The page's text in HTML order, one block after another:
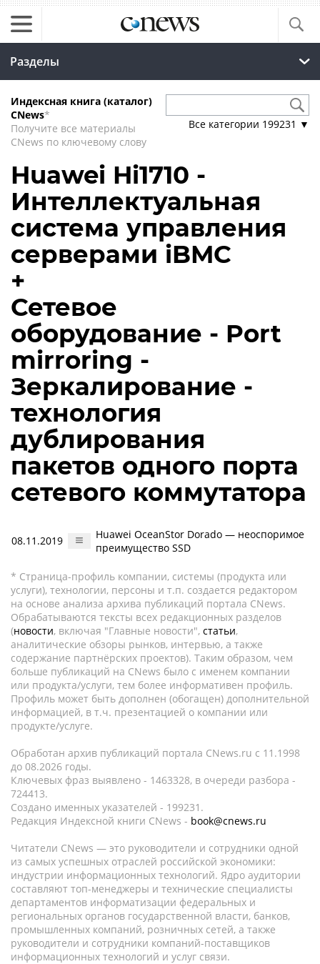
Разделы
Индексная книга (каталог)
CNews*
Получите все материалы
CNews по ключевому слову
Все категории 199231 ▼
Huawei Hi1710 -
Интеллектуальная
система управления
серверами iBMC
+
Сетевое
оборудование - Port
mirroring -
Зеркалирование -
технология
дублирования
пакетов одного порта
сетевого коммутатора
08.11.2019
Huawei OceanStor Dorado — неоспоримое
преимущество SSD
* Страница-профиль компании, системы (продукта или
услуги), технологии, персоны и т.п. создается редактором
на основе анализа архива публикаций портала CNews.
Обрабатываются тексты всех редакционных разделов
(новости, включая "Главные новости", статьи,
аналитические обзоры рынков, интервью, а также
содержание партнёрских проектов). Таким образом, чем
больше публикаций на CNews было с именем компании
или продукта/услуги, тем более информативен профиль.
Профиль может быть дополнен (обогащен) дополнительной
информацией, в т.ч. презентацией о компании или
продукте/услуге.
Обработан архив публикаций портала CNews.ru c 11.1998
до 08.2026 годы.
Ключевых фраз выявлено - 1463328, в очереди разбора -
724413.
Создано именных указателей - 199231.
Редакция Индексной книги CNews - book@cnews.ru
Читатели CNews — это руководители и сотрудники одной
из самых успешных отраслей российской экономики:
индустрии информационных технологий. Ядро аудитории
составляют топ-менеджеры и технические специалисты
департаментов информатизации федеральных и
региональных органов государственной власти, банков,
промышленных компаний, розничных сетей, а также
руководители и сотрудники компаний-поставщиков
информационных технологий и услуг связи.